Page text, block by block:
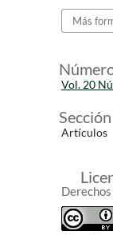
Más
Vol. 20
Sección
Artículos